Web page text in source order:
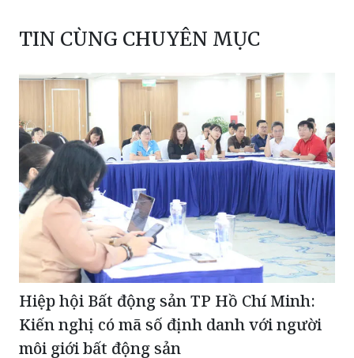
TIN CÙNG CHUYÊN MỤC
Hiệp hội Bất động sản TP Hồ Chí Minh:
Kiến nghị có mã số định danh với người
môi giới bất động sản